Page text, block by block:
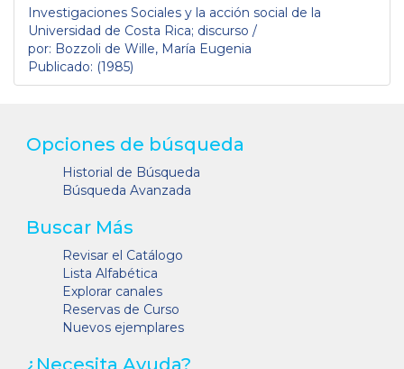
Investigaciones Sociales y la acción social de la
Universidad de Costa Rica; discurso /
por: Bozzoli de Wille, María Eugenia
Publicado: (1985)
Opciones de búsqueda
Historial de Búsqueda
Búsqueda Avanzada
Buscar Más
Revisar el Catálogo
Lista Alfabética
Explorar canales
Reservas de Curso
Nuevos ejemplares
¿Necesita Ayuda?